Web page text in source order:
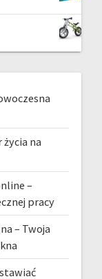
na
–
pracy
– Twoja